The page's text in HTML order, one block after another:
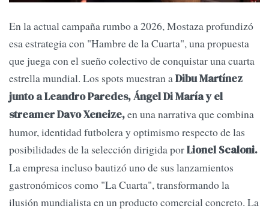
En la actual campaña rumbo a 2026, Mostaza profundizó
esa estrategia con "Hambre de la Cuarta", una propuesta
que juega con el sueño colectivo de conquistar una cuarta
estrella mundial. Los spots muestran aDibu Martínez
junto a Leandro Paredes, Ángel Di María y el
streamer Davo Xeneize,en una narrativa que combina
humor, identidad futbolera y optimismo respecto de las
posibilidades de la selección dirigida porLionel Scaloni.
La empresa incluso bautizó uno de sus lanzamientos
gastronómicos como "La Cuarta", transformando la
ilusión mundialista en un producto comercial concreto. La